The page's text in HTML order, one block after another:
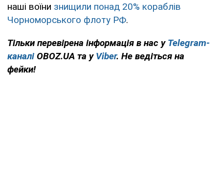
наші воїни знищили понад 20% кораблів
Чорноморського флоту РФ.
Тільки перевірена інформація в нас у Telegram-
каналі OBOZ.UA та у Viber. Не ведіться на
фейки!